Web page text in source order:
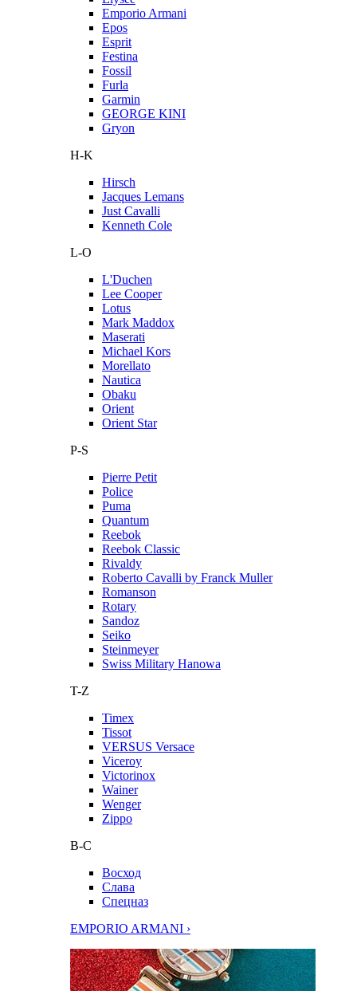
Emporio Armani
Epos
Esprit
Festina
Fossil
Furla
Garmin
GEORGE KINI
Gryon
H-K
Hirsch
Jacques Lemans
Just Cavalli
Kenneth Cole
L-O
L'Duchen
Lee Cooper
Lotus
Mark Maddox
Maserati
Michael Kors
Morellato
Nautica
Obaku
Orient
Orient Star
P-S
Pierre Petit
Police
Puma
Quantum
Reebok
Reebok Classic
Rivaldy
Roberto Cavalli by Franck Muller
Romanson
Rotary
Sandoz
Seiko
Steinmeyer
Swiss Military Hanowa
T-Z
Timex
Tissot
VERSUS Versace
Viceroy
Victorinox
Wainer
Wenger
Zippo
В-С
Восход
Слава
Спецназ
EMPORIO ARMANI ›